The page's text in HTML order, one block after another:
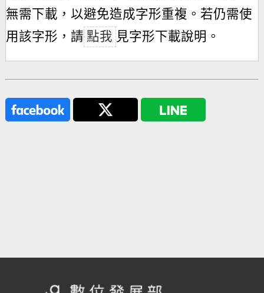
無需下載，以避免造成字形重複。若仍需使
用該字形，請 點我 見字形下載說明。